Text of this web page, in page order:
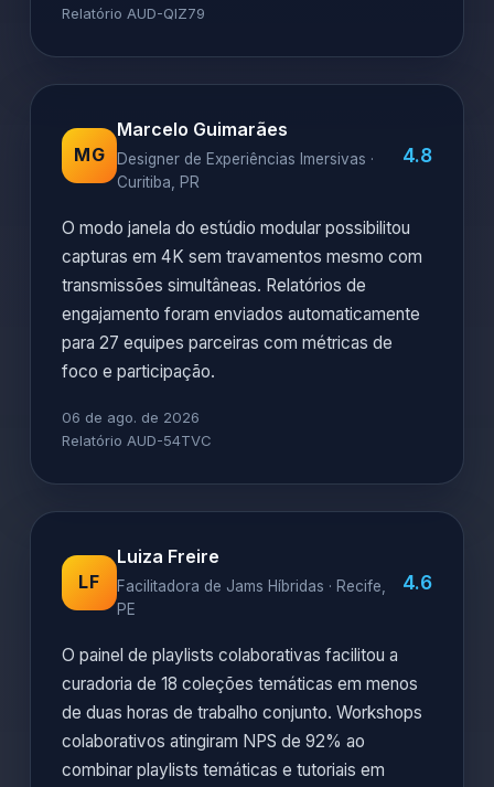
Relatório AUD-QIZ79
MG
Marcelo Guimarães
Designer de Experiências Imersivas ·
Curitiba, PR
4.8
O modo janela do estúdio modular possibilitou
capturas em 4K sem travamentos mesmo com
transmissões simultâneas. Relatórios de
engajamento foram enviados automaticamente
para 27 equipes parceiras com métricas de
foco e participação.
06 de ago. de 2026
Relatório AUD-54TVC
LF
Luiza Freire
Facilitadora de Jams Híbridas · Recife,
PE
4.6
O painel de playlists colaborativas facilitou a
curadoria de 18 coleções temáticas em menos
de duas horas de trabalho conjunto. Workshops
colaborativos atingiram NPS de 92% ao
combinar playlists temáticas e tutoriais em